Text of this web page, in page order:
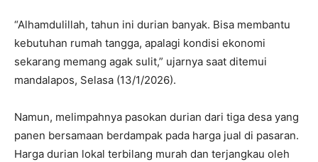
“Alhamdulillah, tahun ini durian banyak. Bisa membantu
kebutuhan rumah tangga, apalagi kondisi ekonomi
sekarang memang agak sulit,” ujarnya saat ditemui
mandalapos, Selasa (13/1/2026).
Namun, melimpahnya pasokan durian dari tiga desa yang
panen bersamaan berdampak pada harga jual di pasaran.
Harga durian lokal terbilang murah dan terjangkau oleh